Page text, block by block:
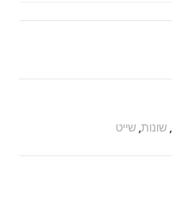
,שונות ,שייט